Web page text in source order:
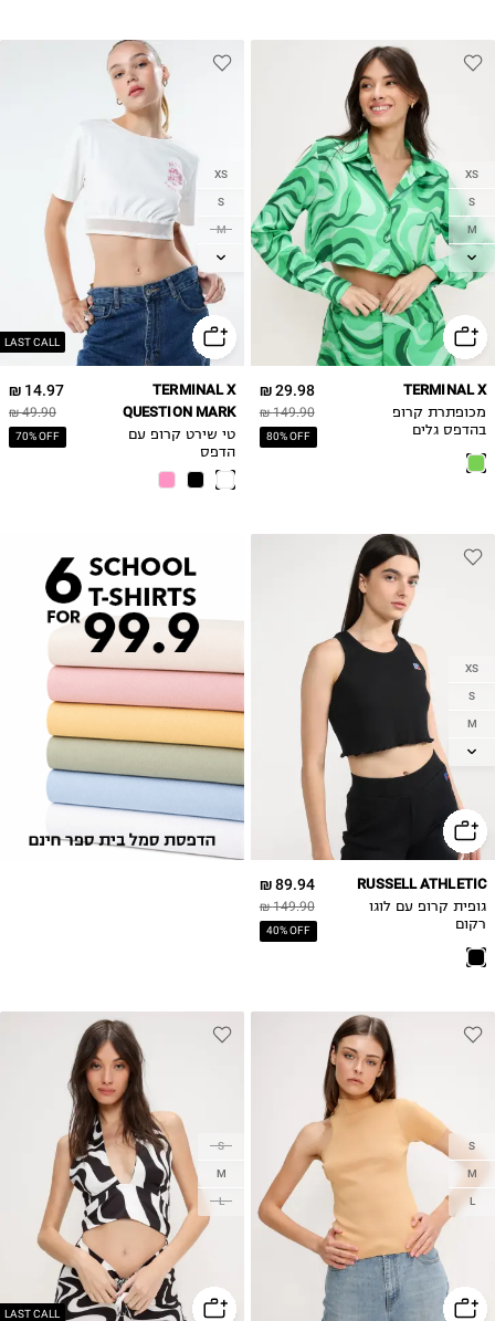
XS
S
M
L
29.98 ₪
149.90 ₪
80% OFF
TERMINAL X
מכופתרת קרופ
בהדפס גלים
LAST CALL
XS
S
M
L
14.97 ₪
49.90 ₪
70% OFF
TERMINAL X
QUESTION MARK
טי שירט קרופ עם
הדפס
XS
S
M
L
89.94 ₪
149.90 ₪
40% OFF
RUSSELL ATHLETIC
גופית קרופ עם לוגו
רקום
S
M
L
LAST CALL
S
M
L